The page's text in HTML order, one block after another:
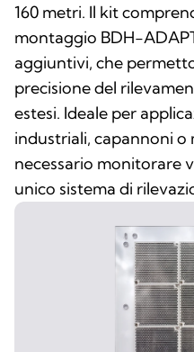
160 metri. Il kit
montaggio BDH-
aggiuntivi, che
precisione del
estesi. Ideale per
industriali, capannoni o
necessario monitorare
unico sistema di